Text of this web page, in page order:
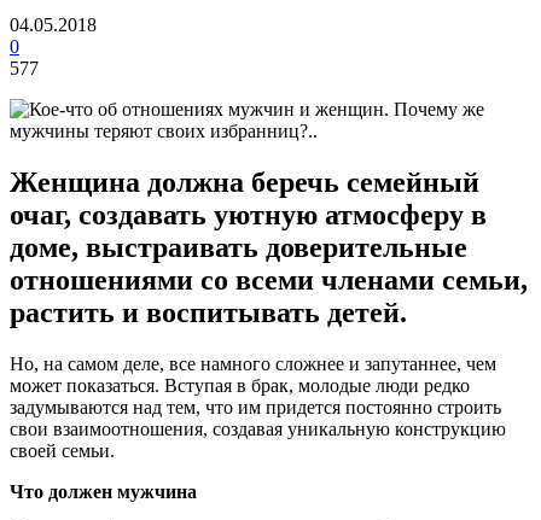
04.05.2018
0
577
Женщина должна беречь семейный
очаг, создавать уютную атмосферу в
доме, выстраивать доверительные
отношениями со всеми членами семьи,
растить и воспитывать детей.
Но, на самом деле, все намного сложнее и запутаннее, чем
может показаться. Вступая в брак, молодые люди редко
задумываются над тем, что им придется постоянно строить
свои взаимоотношения, создавая уникальную конструкцию
своей семьи.
Что должен мужчина